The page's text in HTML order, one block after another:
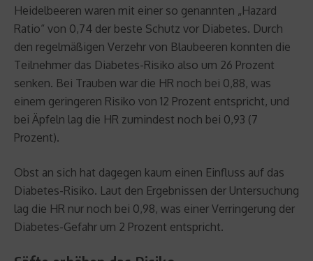
Heidelbeeren waren mit einer so genannten „Hazard
Ratio“ von 0,74 der beste Schutz vor Diabetes. Durch
den regelmäßigen Verzehr von Blaubeeren konnten die
Teilnehmer das Diabetes-Risiko also um 26 Prozent
senken. Bei Trauben war die HR noch bei 0,88, was
einem geringeren Risiko von 12 Prozent entspricht, und
bei Äpfeln lag die HR zumindest noch bei 0,93 (7
Prozent).
Obst an sich hat dagegen kaum einen Einfluss auf das
Diabetes-Risiko. Laut den Ergebnissen der Untersuchung
lag die HR nur noch bei 0,98, was einer Verringerung der
Diabetes-Gefahr um 2 Prozent entspricht.